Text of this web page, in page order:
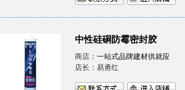
中性硅硐防霉密封胶
商店： 一站式品牌建材供就应
店长：易勇红